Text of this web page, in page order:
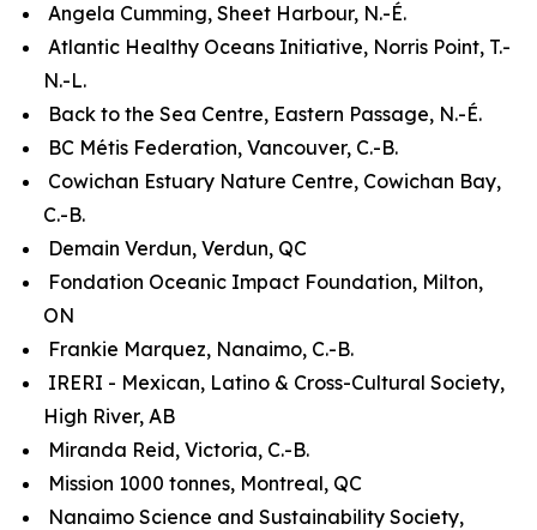
Angela Cumming, Sheet Harbour, N.-É.
Atlantic Healthy Oceans Initiative, Norris Point, T.-
N.-L.
Back to the Sea Centre, Eastern Passage, N.-É.
BC Métis Federation, Vancouver, C.-B.
Cowichan Estuary Nature Centre, Cowichan Bay,
C.-B.
Demain Verdun, Verdun, QC
Fondation Oceanic Impact Foundation, Milton,
ON
Frankie Marquez, Nanaimo, C.-B.
IRERI - Mexican, Latino & Cross-Cultural Society,
High River, AB
Miranda Reid, Victoria, C.-B.
Mission 1000 tonnes, Montreal, QC
Nanaimo Science and Sustainability Society,